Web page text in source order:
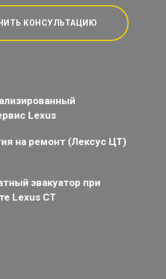
КОНСУЛЬТАЦИЮ
Lexus
на ремонт (Лексус ЦТ)
эвакуатор при
Lexus CT